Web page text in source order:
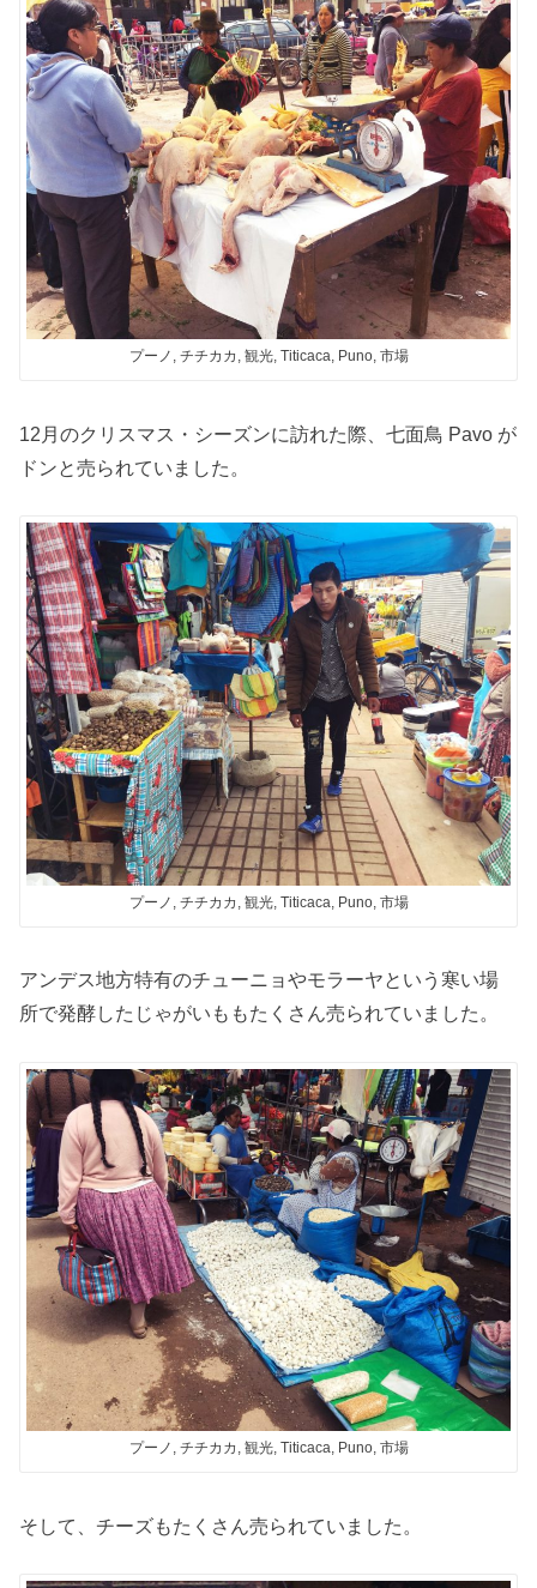
プーノ, チチカカ, 観光, Titicaca, Puno, 市場
12月のクリスマス・シーズンに訪れた際、七面鳥 Pavo が
ドンと売られていました。
プーノ, チチカカ, 観光, Titicaca, Puno, 市場
アンデス地方特有のチューニョやモラーヤという寒い場
所で発酵したじゃがいももたくさん売られていました。
プーノ, チチカカ, 観光, Titicaca, Puno, 市場
そして、チーズもたくさん売られていました。